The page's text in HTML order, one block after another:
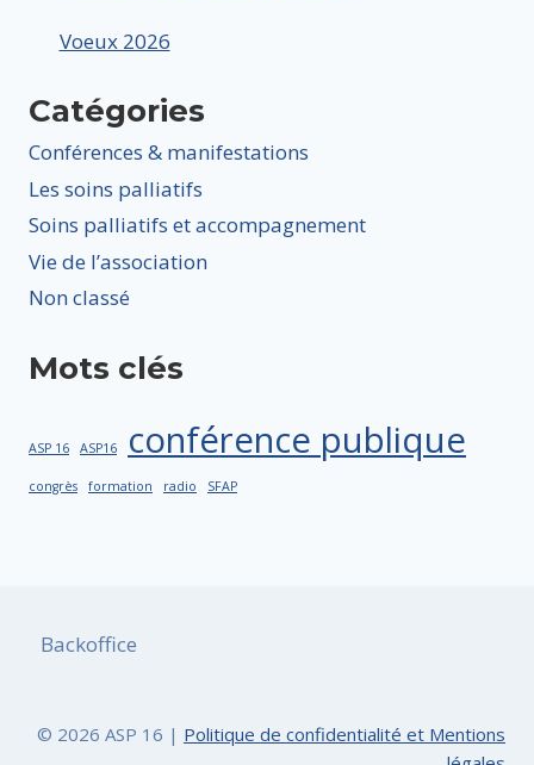
Voeux 2026
Catégories
Conférences & manifestations
Les soins palliatifs
Soins palliatifs et accompagnement
Vie de l’association
Non classé
Mots clés
ASP 16 ASP16 conférence publique
congrès formation radio SFAP
Backoffice
© 2026 ASP 16 | Politique de confidentialité et Mentions